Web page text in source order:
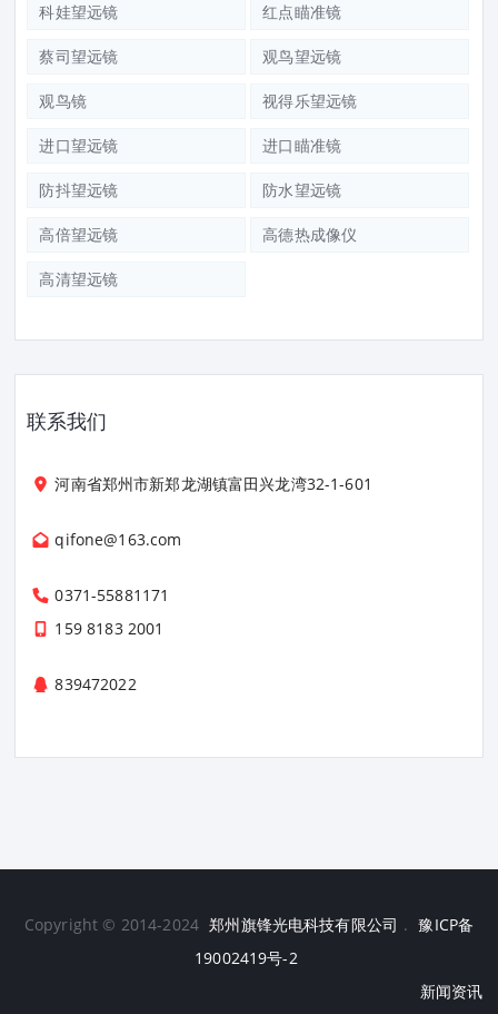
科娃望远镜 红点瞄准镜
蔡司望远镜 观鸟望远镜
观鸟镜 视得乐望远镜
进口望远镜 进口瞄准镜
防抖望远镜 防水望远镜
高倍望远镜 高德热成像仪
高清望远镜
联系我们
河南省郑州市新郑龙湖镇富田兴龙湾32-1-601
qifone@163.com
0371-55881171
159 8183 2001
839472022
Copyright © 2014-2024 郑州旗锋光电科技有限公司 . 豫ICP备
19002419号-2
新闻资讯